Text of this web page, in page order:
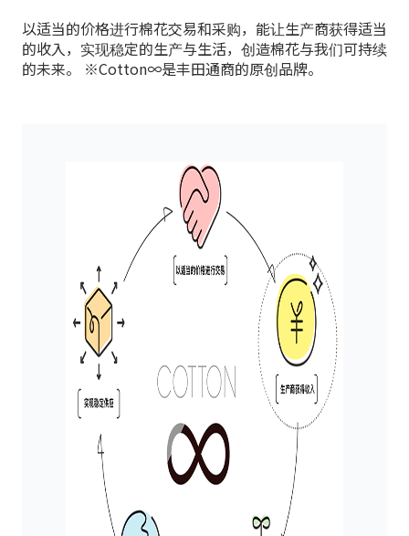
以适当的价格进行棉花交易和采购，能让生产商获得适当
的收入，实现稳定的生产与生活，创造棉花与我们可持续
的未来。 ※Cotton∞是丰田通商的原创品牌。